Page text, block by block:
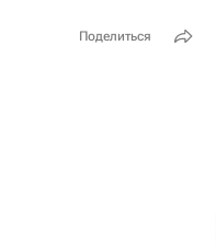
Поделиться